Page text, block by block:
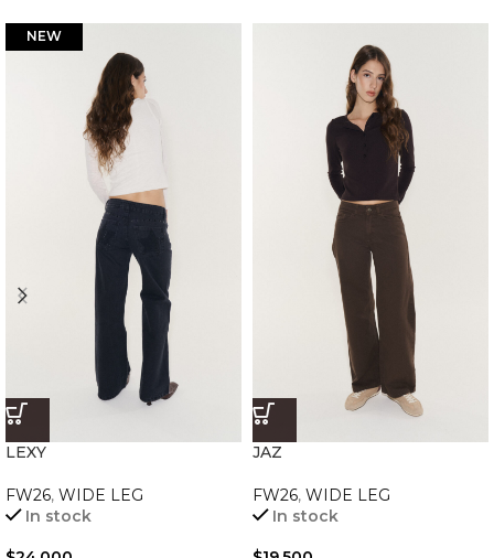
NEW
LEXY
FW26, WIDE LEG
In stock
JAZ
FW26, WIDE LEG
In stock